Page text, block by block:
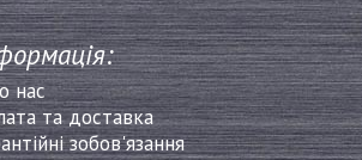
нас
та доставка
зобов'язання